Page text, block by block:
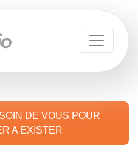
DE VOUS POUR
A EXISTER